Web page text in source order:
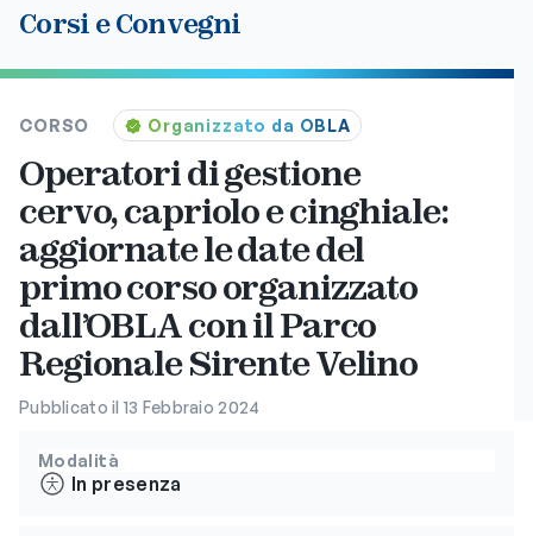
Corsi e Convegni
CORSO Organizzato da OBLA
Operatori di gestione
cervo, capriolo e cinghiale:
aggiornate le date del
primo corso organizzato
dall’OBLA con il Parco
Regionale Sirente Velino
Pubblicato il 13 Febbraio 2024
Modalità
In presenza